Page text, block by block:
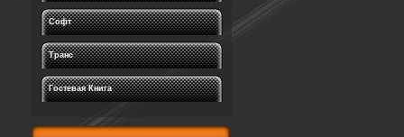
Софт
Транс
Гостевая Книга